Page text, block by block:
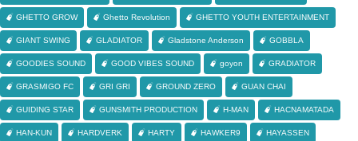
GHETTO GROW Ghetto Revolution GHETTO YOUTH ENTERTAINMENT
GIANT SWING GLADIATOR Gladstone Anderson GOBBLA
GOODIES SOUND GOOD VIBES SOUND goyon GRADIATOR
GRASMIGO FC GRI GRI GROUND ZERO GUAN CHAI
GUIDING STAR GUNSMITH PRODUCTION H-MAN HACNAMATADA
HAN-KUN HARDVERK HARTY HAWKER9 HAYASSEN